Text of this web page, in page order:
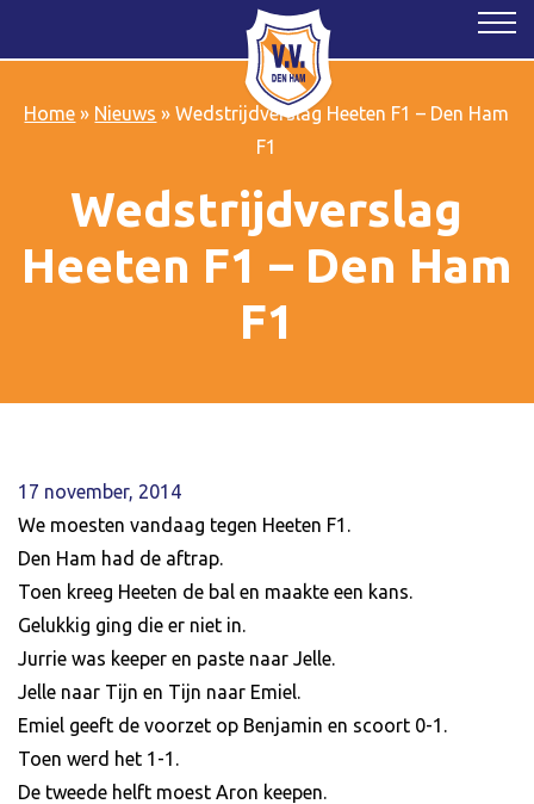
Home » Nieuws »Wedstrijdverslag Heeten F1 – Den Ham
F1
Wedstrijdverslag
Heeten F1 – Den Ham
F1
17 november, 2014
We moesten vandaag tegen Heeten F1.
Den Ham had de aftrap.
Toen kreeg Heeten de bal en maakte een kans.
Gelukkig ging die er niet in.
Jurrie was keeper en paste naar Jelle.
Jelle naar Tijn en Tijn naar Emiel.
Emiel geeft de voorzet op Benjamin en scoort 0-1.
Toen werd het 1-1.
De tweede helft moest Aron keepen.